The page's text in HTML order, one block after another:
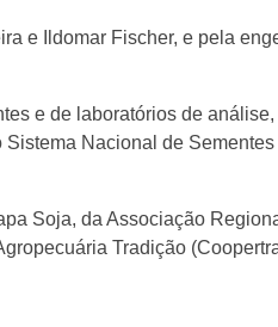
e Ildomar Fischer, e pela
e de laboratórios de análise,
Nacional de
Soja, da Associação
Tradição